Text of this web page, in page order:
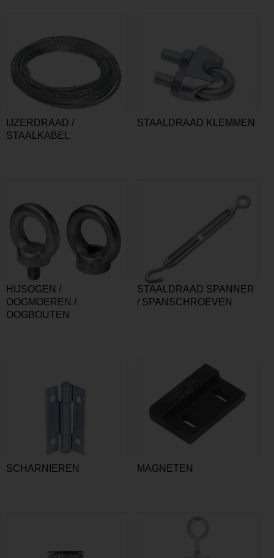
IJZERDRAAD /
STAALKABEL
STAALDRAAD KLEMMEN
HIJSOGEN /
OOGMOEREN /
OOGBOUTEN
STAALDRAAD SPANNER
/ SPANSCHROEVEN
SCHARNIEREN MAGNETEN